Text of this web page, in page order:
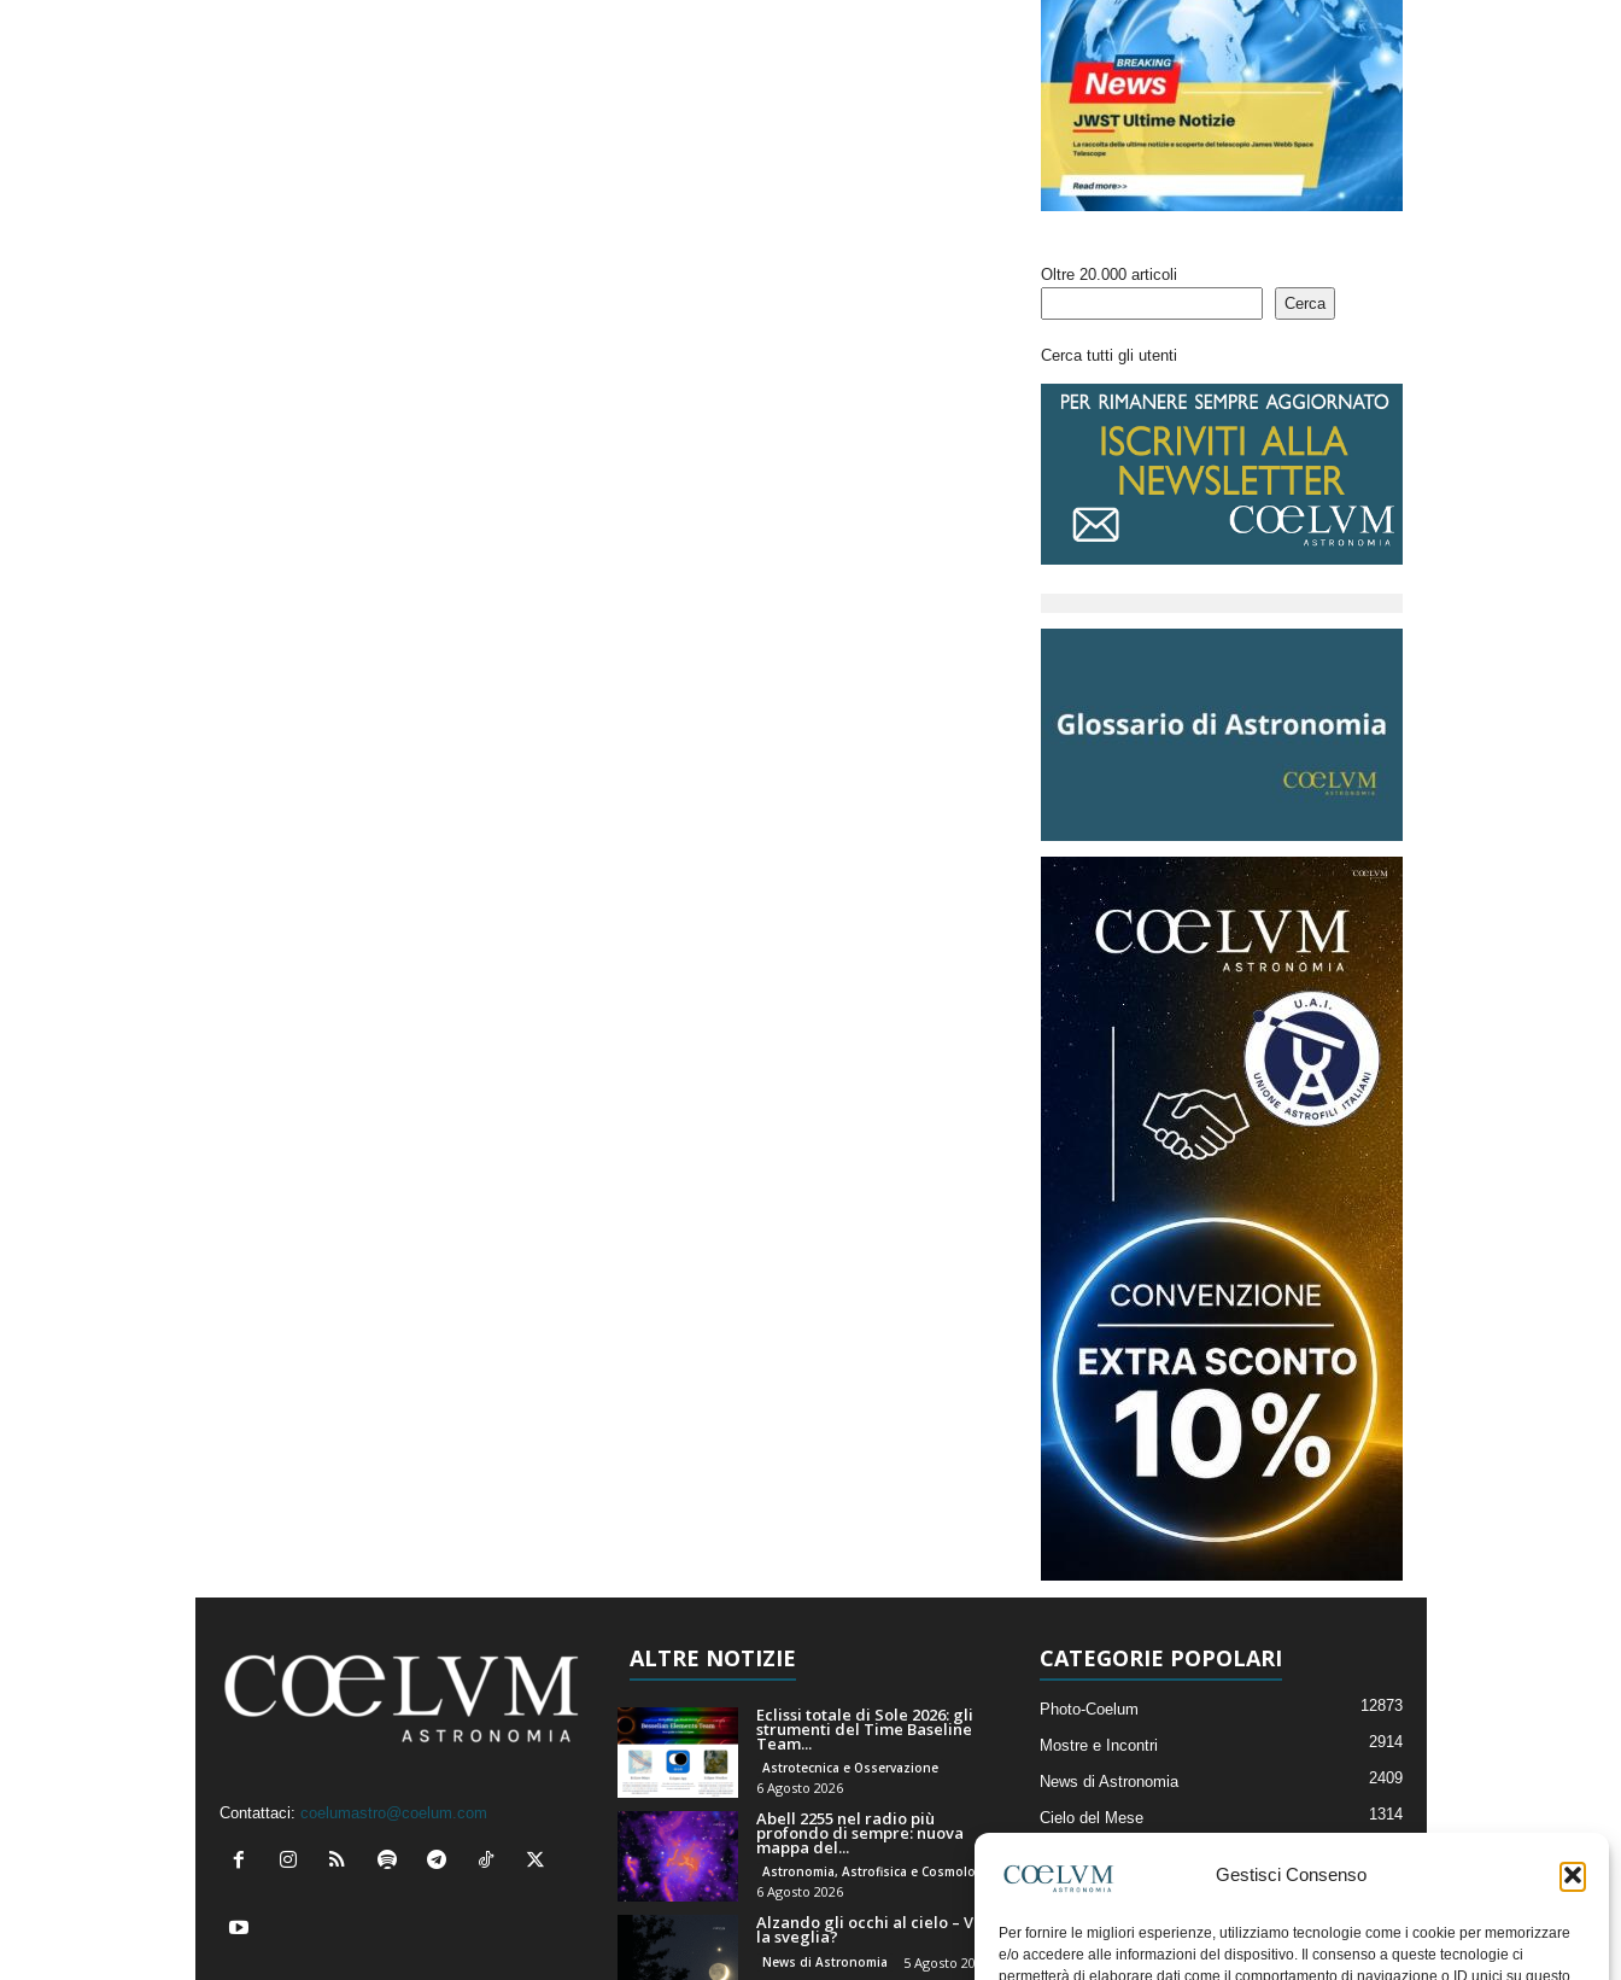
Gestisci Consenso
Per fornire le migliori esperienze, utilizziamo tecnologie come i cookie per memorizzare
e/o accedere alle informazioni del dispositivo. Il consenso a queste tecnologie ci
permetterà di elaborare dati come il comportamento di navigazione o ID unici su questo
Oltre 20.000 articoli
Cerca
Cerca tutti gli utenti
Contattaci: coelumastro@coelum.com
ALTRE NOTIZIE
Eclissi totale di Sole 2026: gli
strumenti del Time Baseline
Team...
Astrotecnica e Osservazione
6 Agosto 2026
Abell 2255 nel radio più
profondo di sempre: nuova
mappa del...
Astronomia, Astrofisica e Cosmologia
6 Agosto 2026
Alzando gli occhi al cielo – Vale
la sveglia?
News di Astronomia 5 Agosto 2026
CATEGORIE POPOLARI
Photo-Coelum 12873
Mostre e Incontri 2914
News di Astronomia 2409
Cielo del Mese 1314
Articoli e Risorse On-Line
Il Blog della Redazione